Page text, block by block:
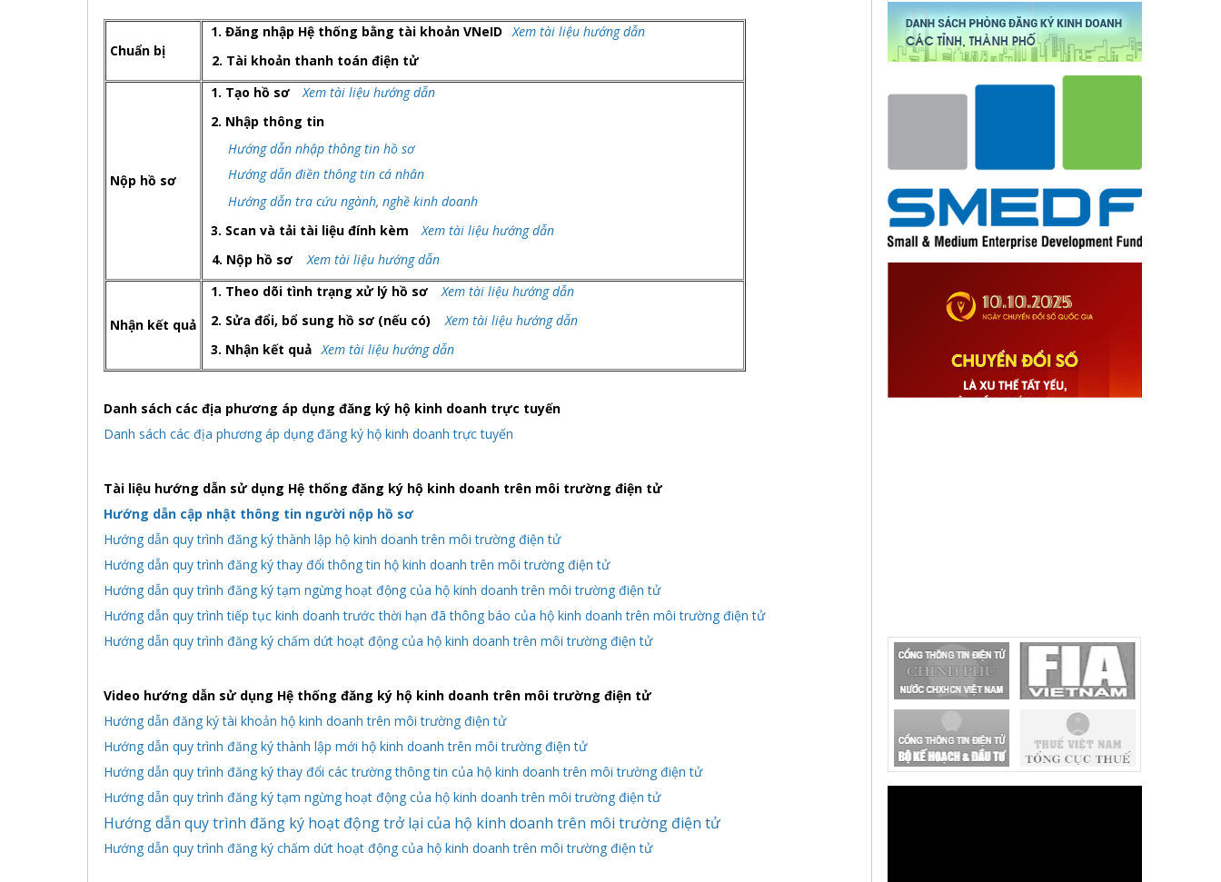
Chuẩn bị
1. Đăng nhập Hệ thống bằng tài khoản VNeID
Xem tài liệu hướng dẫn
2. Tài khoản thanh toán điện tử
Nộp hồ sơ
1. Tạo hồ sơ
Xem tài liệu hướng dẫn
2. Nhập thông tin
Hướng dẫn nhập thông tin hồ sơ
Hướng dẫn điền thông tin cá nhân
Hướng dẫn tra cứu ngành, nghề kinh doanh
3. Scan và tải tài liệu đính kèm
Xem tài liệu hướng dẫn
4. Nộp hồ sơXem tài liệu hướng dẫn
Nhận kết quả
1. Theo dõi tình trạng xử lý hồ sơ
Xem tài liệu hướng dẫn
2. Sửa đổi, bổ sung hồ sơ (nếu có)Xem tài liệu hướng dẫn
3. Nhận kết quả Xem tài liệu hướng dẫn
Danh sách các địa phương áp dụng đăng ký hộ kinh doanh trực tuyến
Danh sách các địa phương áp dụng đăng ký hộ kinh doanh trực tuyến
Tài liệu hướng dẫn sử dụng Hệ thống đăng ký hộ kinh doanh trên môi trường điện tử
Hướng dẫn cập nhật thông tin người nộp hồ sơ
Hướng dẫn quy trình đăng ký thành lập hộ kinh doanh trên môi trường điện tử
Hướng dẫn quy trình đăng ký thay đổi thông tin hộ kinh doanh trên môi trường điện tử
Hướng dẫn quy trình đăng ký tạm ngừng hoạt động của hộ kinh doanh trên môi trường điện tử
Hướng dẫn quy trình tiếp tục kinh doanh trước thời hạn đã thông báo của hộ kinh doanh trên môi trường điện tử
Hướng dẫn quy trình đăng ký chấm dứt hoạt động của hộ kinh doanh trên môi trường điện tử
Video hướng dẫn sử dụng Hệ thống đăng ký hộ kinh doanh trên môi trường điện tử
Hướng dẫn đăng ký tài khoản hộ kinh doanh trên môi trường điện tử
Hướng dẫn quy trình đăng ký thành lập mới hộ kinh doanh trên môi trường điện tử
Hướng dẫn quy trình đăng ký thay đổi các trường thông tin của hộ kinh doanh trên môi trường điện tử
Hướng dẫn quy trình đăng ký tạm ngừng hoạt động của hộ kinh doanh trên môi trường điện tử
Hướng dẫn quy trình đăng ký hoạt động trở lại của hộ kinh doanh trên môi trường điện tử
Hướng dẫn quy trình đăng ký chấm dứt hoạt động của hộ kinh doanh trên môi trường điện tử